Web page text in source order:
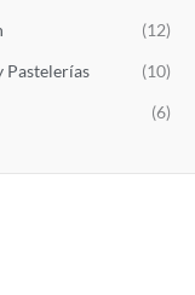
(12)
Pastelerías (10)
(6)